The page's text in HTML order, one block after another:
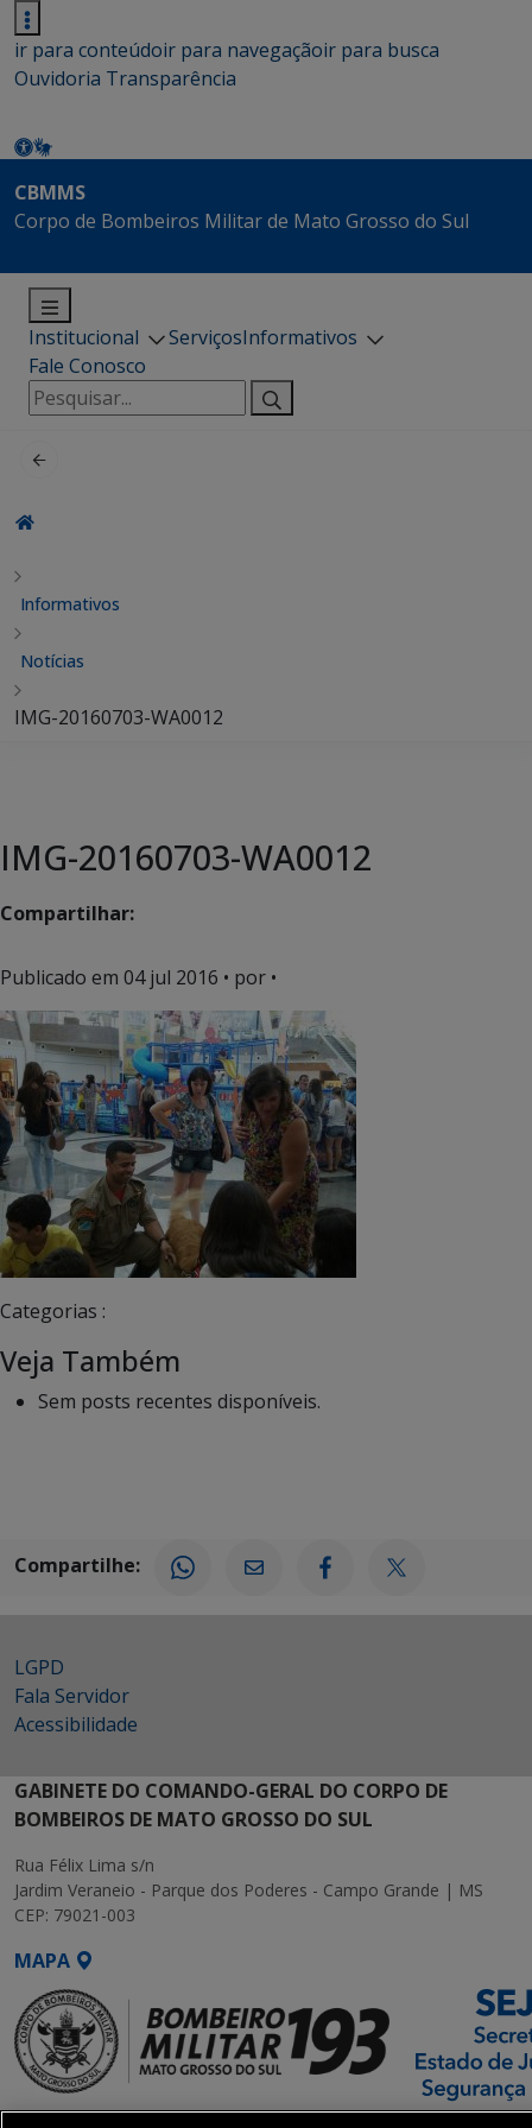
ir para conteúdoir para navegaçãoir para busca
Ouvidoria Transparência
CBMMS
Corpo de Bombeiros Militar de Mato Grosso do Sul
Institucional ServiçosInformativos
Fale Conosco
Pesquisar
por:
Informativos
Notícias
IMG-20160703-WA0012
IMG-20160703-WA0012
Compartilhar:
Publicado em 04 jul 2016 • por •
Categorias :
Veja Também
Sem posts recentes disponíveis.
Compartilhe:
LGPD
Fala Servidor
Acessibilidade
GABINETE DO COMANDO-GERAL DO CORPO DE
BOMBEIROS DE MATO GROSSO DO SUL
Rua Félix Lima s/n
Jardim Veraneio - Parque dos Poderes - Campo Grande | MS
CEP: 79021-003
MAPA